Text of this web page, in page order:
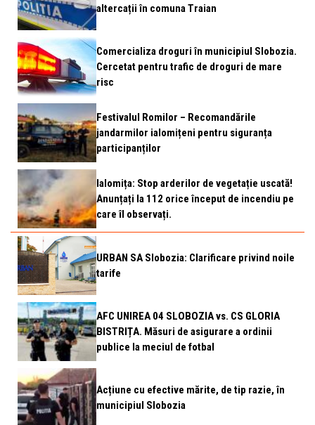
altercații în comuna Traian
Comercializa droguri în municipiul Slobozia.
Cercetat pentru trafic de droguri de mare
risc
Festivalul Romilor – Recomandările
jandarmilor ialomițeni pentru siguranța
participanților
Ialomița: Stop arderilor de vegetație uscată!
Anunțați la 112 orice început de incendiu pe
care îl observați.
URBAN SA Slobozia: Clarificare privind noile
tarife
AFC UNIREA 04 SLOBOZIA vs. CS GLORIA
BISTRIȚA. Măsuri de asigurare a ordinii
publice la meciul de fotbal
Acțiune cu efective mărite, de tip razie, în
municipiul Slobozia